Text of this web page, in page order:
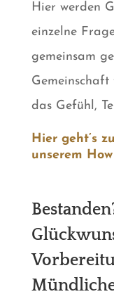
Hier werden
einzelne
gemeinsam
das Gefühl,
Hier geht’s
unserem